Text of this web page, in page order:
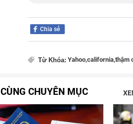
Chia sẻ
Từ Khóa: Yahoo,california,thậm
CÙNG CHUYÊN MỤC